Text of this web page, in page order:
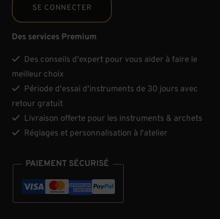
SE CONNECTER
Des services Premium
Des conseils d'expert pour vous aider à faire le
meilleur choix
Période d'essai d'instruments de 30 jours avec
retour gratuit
Livraison offerte pour les instruments & archets
Réglages et personnalisation à l'atelier
PAIEMENT SÉCURISÉ